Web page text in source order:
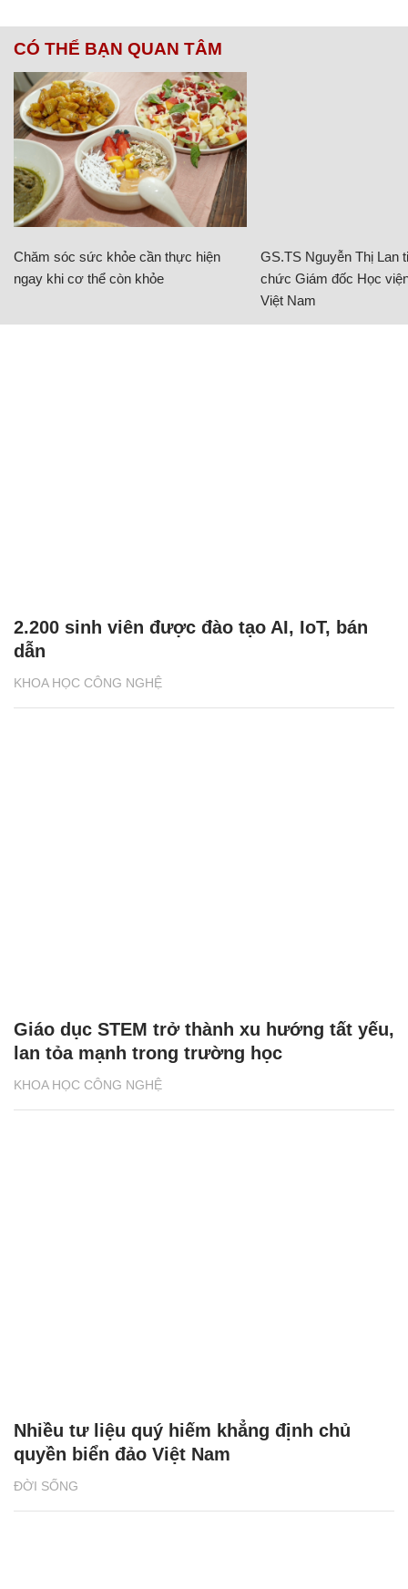
CÓ THỂ BẠN QUAN TÂM
Chăm sóc sức khỏe cần thực hiện
ngay khi cơ thể còn khỏe
GS.TS Nguyễn Thị Lan
chức Giám đốc Học
Việt Nam
KHOA HỌC CÔNG NGHỆ
2.200 sinh viên được đào tạo AI, IoT, bán
dẫn
KHOA HỌC CÔNG NGHỆ
Giáo dục STEM trở thành xu hướng tất yếu,
lan tỏa mạnh trong trường học
ĐỜI SỐNG
Nhiều tư liệu quý hiếm khẳng định chủ
quyền biển đảo Việt Nam